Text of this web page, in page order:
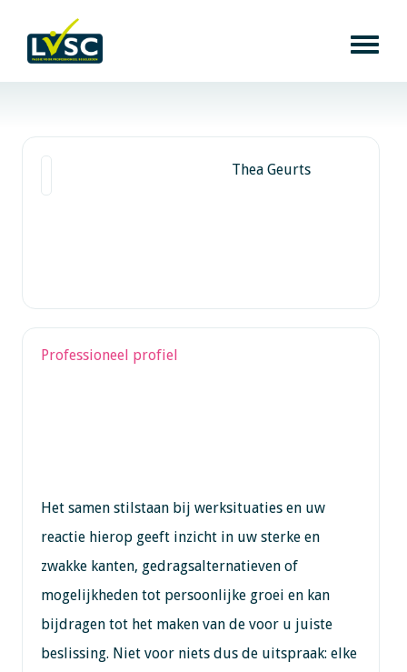
Thea Geurts
Professioneel profiel
Het samen stilstaan bij werksituaties en uw
reactie hierop geeft inzicht in uw sterke en
zwakke kanten, gedragsalternatieven of
mogelijkheden tot persoonlijke groei en kan
bijdragen tot het maken van de voor u juiste
beslissing. Niet voor niets dus de uitspraak: elke